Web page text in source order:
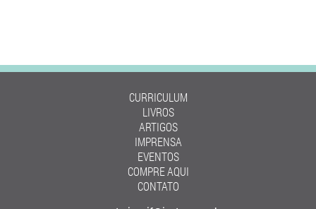
CURRICULUM
LIVROS
ARTIGOS
IMPRENSA
EVENTOS
COMPRE AQUI
CONTATO